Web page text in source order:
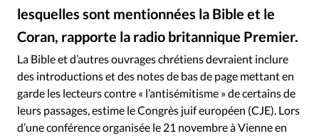
lesquelles sont mentionnées la Bible et le
Coran, rapporte la radio britannique Premier.
©James Nichols DR
La Bible et d’autres ouvrages chrétiens devraient inclure
des introductions et des notes de bas de page mettant en
garde les lecteurs contre « l’antisémitisme » de certains de
leurs passages, estime le Congrès juif européen (CJE). Lors
d’une conférence organisée le 21 novembre à Vienne en